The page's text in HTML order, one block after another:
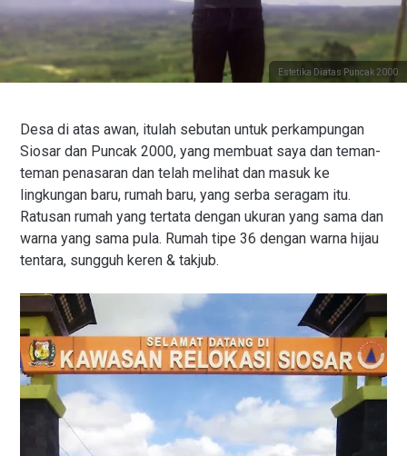
Estetika Diatas Puncak 2000
Desa di atas awan, itulah sebutan untuk perkampungan
Siosar dan Puncak 2000, yang membuat saya dan teman-
teman penasaran dan telah melihat dan masuk ke
lingkungan baru, rumah baru, yang serba seragam itu.
Ratusan rumah yang tertata dengan ukuran yang sama dan
warna yang sama pula. Rumah tipe 36 dengan warna hijau
tentara, sungguh keren & takjub.